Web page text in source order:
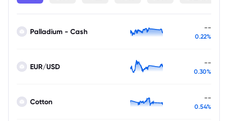
Palladium - Cash --
0.22%
EUR/USD --
0.30%
Cotton --
0.54%